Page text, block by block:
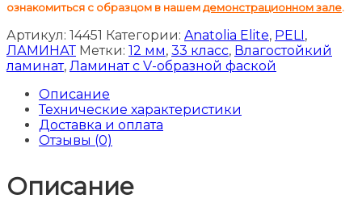
ознакомиться с образцом в нашемдемонстрационном зале.
Артикул: 14451 Категории: Anatolia Elite, PELI ,
ЛАМИНАТ Метки: 12 мм, 33 класс, Влагостойкий
ламинат, Ламинат с V-образной фаской
Описание
Технические характеристики
Доставка и оплата
Отзывы (0)
Описание